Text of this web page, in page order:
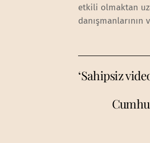
etkili olmaktan
‘Sahipsiz